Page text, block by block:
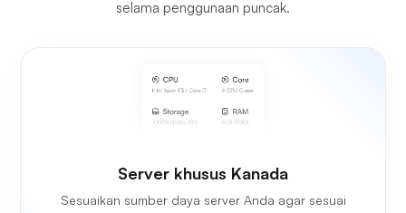
selama penggunaan puncak.
Server khusus Kanada
Sesuaikan sumber daya server Anda agar sesuai